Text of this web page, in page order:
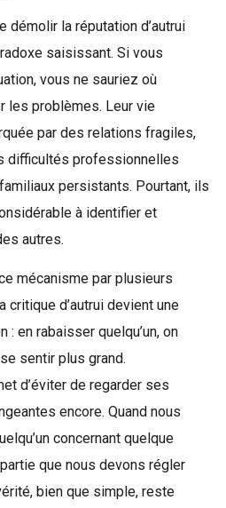
démolir la réputation d’autrui
saisissant. Si vous
vous ne sauriez où
les problèmes. Leur vie
par des relations fragiles,
difficultés professionnelles
persistants. Pourtant, ils
à identifier et
autres.
mécanisme par plusieurs
critique d’autrui devient une
en rabaisser quelqu’un, on
sentir plus grand.
d’éviter de regarder ses
encore. Quand nous
concernant quelque
que nous devons régler
bien que simple, reste